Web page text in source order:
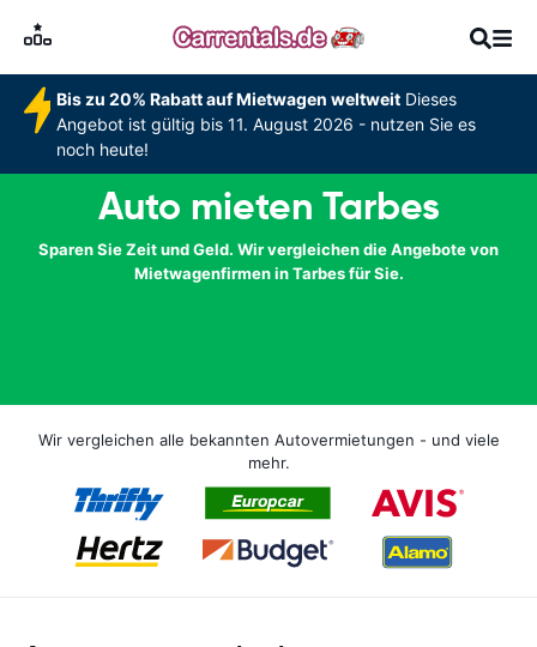
Bis zu 20% Rabatt auf Mietwagen weltweitDieses
Angebot ist gültig bis 11. August 2026 - nutzen Sie es
noch heute!
Auto mieten Tarbes
Sparen Sie Zeit und Geld. Wir vergleichen die Angebote von
Mietwagenfirmen in Tarbes für Sie.
Wir vergleichen alle bekannten Autovermietungen - und viele
mehr.